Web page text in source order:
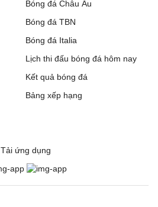
Bóng đá Châu Âu
Bóng đá TBN
Bóng đá Italia
Lịch thi đấu bóng đá hôm nay
Kết quả bóng đá
Bảng xếp hạng
Tải ứng dụng